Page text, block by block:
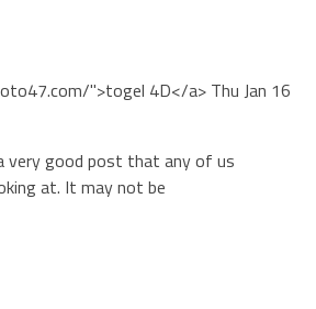
">togel 4D</a> Thu Jan 16
very good post that any of us
at. It may not be